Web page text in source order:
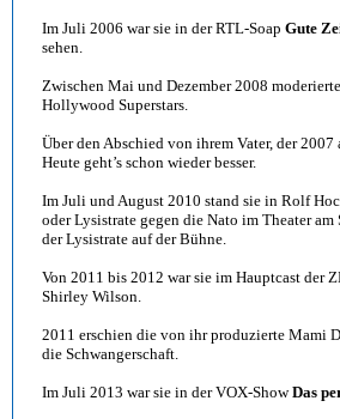
Im Juli 2006 war sie in der RTL-Soap Gute
sehen.
Zwischen Mai und Dezember 2008
Hollywood Superstars.
Über den Abschied von ihrem Vater, der
Heute geht’s schon wieder besser.
Im Juli und August 2010 stand sie in Rolf
oder Lysistrate gegen die Nato im Theater
der Lysistrate auf der Bühne.
Von 2011 bis 2012 war sie im Hauptcast der
Shirley Wilson.
2011 erschien die von ihr produzierte Mami
die Schwangerschaft.
Im Juli 2013 war sie in der VOX-ShowDas